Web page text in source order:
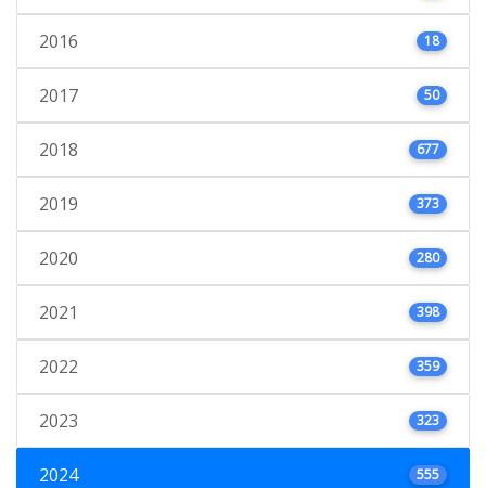
2016 18
2017 50
2018 677
2019 373
2020 280
2021 398
2022 359
2023 323
2024 555